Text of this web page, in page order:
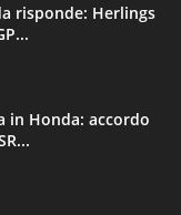
risponde: Herlings
in Honda: accordo